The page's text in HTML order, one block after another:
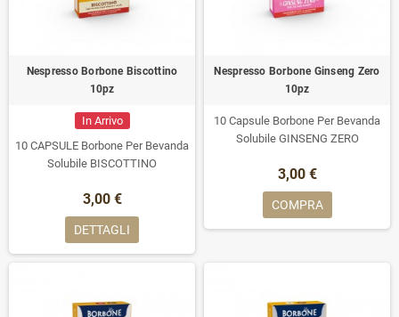
Nespresso Borbone Biscottino
10pz
In Arrivo
10 CAPSULE Borbone Per Bevanda
Solubile BISCOTTINO
3,00 €
DETTAGLI
Nespresso Borbone Ginseng Zero
10pz
10 Capsule Borbone Per Bevanda
Solubile GINSENG ZERO
3,00 €
COMPRA